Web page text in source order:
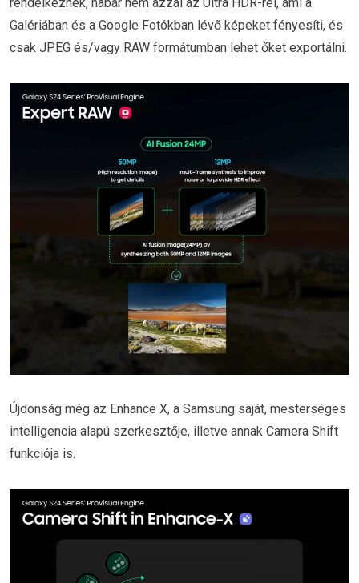
Galériában és a Google Fotókban lévő képeket fényesíti, és
csak JPEG és/vagy RAW formátumban lehet őket exportálni.
Újdonság még az Enhance X, a Samsung saját, mesterséges
intelligencia alapú szerkesztője, illetve annak Camera Shift
funkciója is.